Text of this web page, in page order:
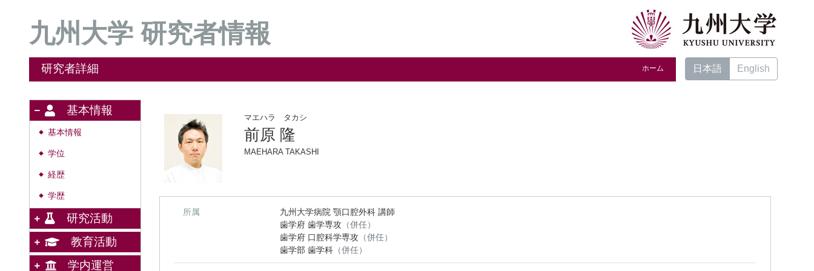
九州大学 研究者情報
研究者詳細 ホーム 日本語 English
基本情報
◆ 基本情報
◆ 学位
◆ 経歴
◆ 学歴
研究活動
教育活動
学内運営
マエハラ タカシ
前原 隆
MAEHARA TAKASHI
所属
九州大学病院 顎口腔外科 講師
歯学府 歯学専攻 （併任）
歯学府 口腔科学専攻 （併任）
歯学部 歯学科 （併任）